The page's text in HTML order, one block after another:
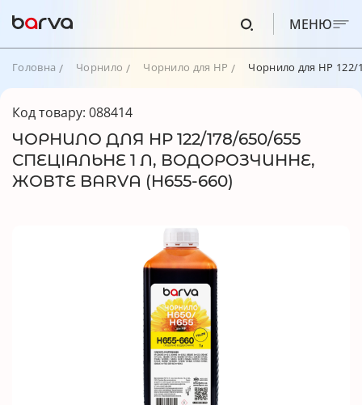
МЕНЮ
Головна Чорнило Чорнило для HP Чорнило для HP 122/
Код товару: 088414
ЧОРНИЛО ДЛЯ HP 122/178/650/655
СПЕЦІАЛЬНЕ 1 Л, ВОДОРОЗЧИННЕ,
ЖОВТЕ BARVA (H655-660)